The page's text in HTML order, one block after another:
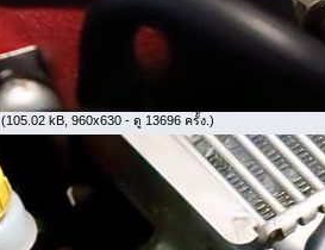
(105.02 kB, 960x630 - ดู 13696 ครั้ง.)